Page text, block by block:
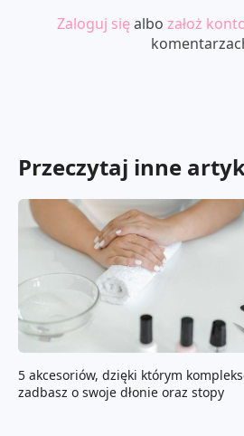
Zaloguj się albo założ
Przeczytaj inne
5 akcesoriów, dzięki którym
zadbasz o swoje dłonie oraz stopy